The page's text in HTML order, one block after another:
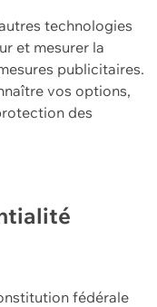
technologies
et mesurer la
publicitaires.
vos options,
des
fédérale